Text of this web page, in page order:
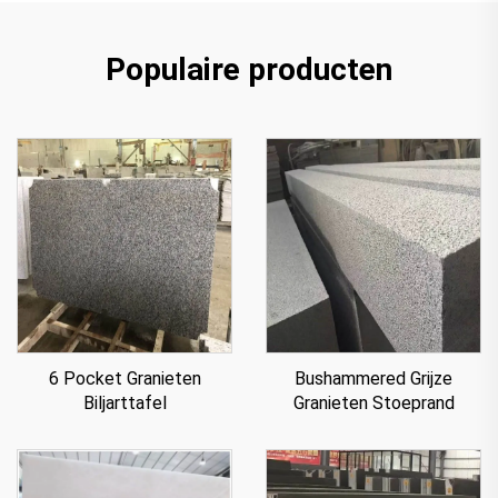
Populaire producten
6 Pocket Granieten
Biljarttafel
Bushammered Grijze
Granieten Stoeprand